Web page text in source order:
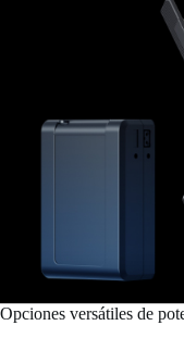
Opciones versátiles de